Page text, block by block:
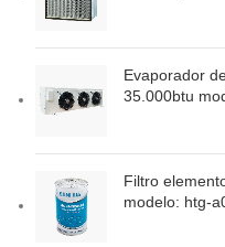
Evaporador
35.000btu
Filtro
modelo: htg-